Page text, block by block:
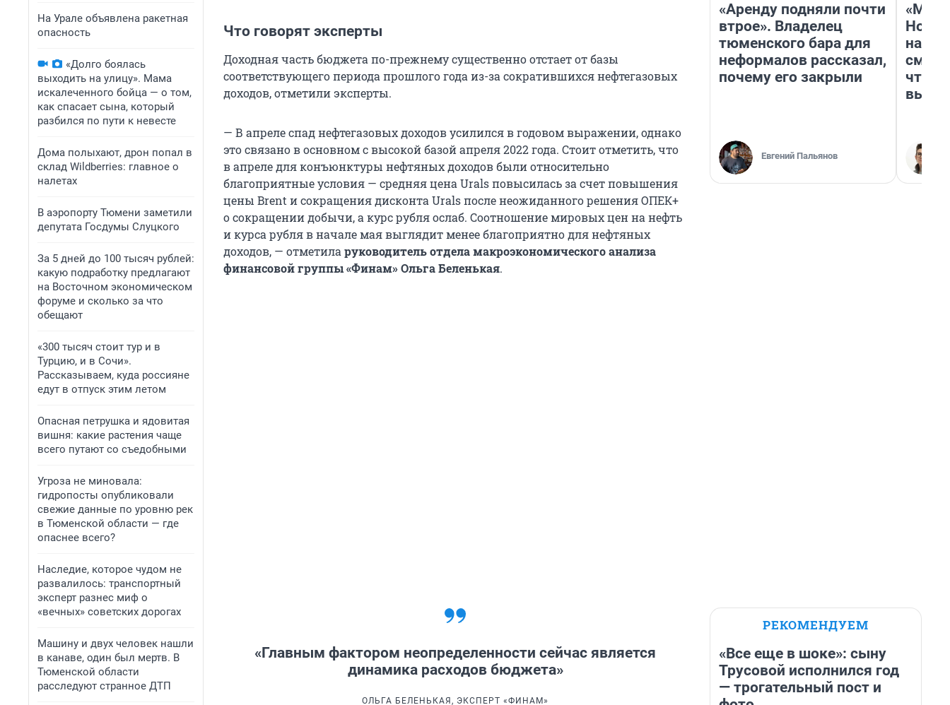
На Урале объявлена ракетная
опасность
«Долго боялась
выходить на улицу». Мама
искалеченного бойца — о том,
как спасает сына, который
разбился по пути к невесте
Дома полыхают, дрон попал в
склад Wildberries: главное о
налетах
В аэропорту Тюмени заметили
депутата Госдумы Слуцкого
За 5 дней до 100 тысяч рублей:
какую подработку предлагают
на Восточном экономическом
форуме и сколько за что
обещают
«300 тысяч стоит тур и в
Турцию, и в Сочи».
Рассказываем, куда россияне
едут в отпуск этим летом
Опасная петрушка и ядовитая
вишня: какие растения чаще
всего путают со съедобными
Угроза не миновала:
гидропосты опубликовали
свежие данные по уровню рек
в Тюменской области — где
опаснее всего?
Наследие, которое чудом не
развалилось: транспортный
эксперт разнес миф о
«вечных» советских дорогах
Машину и двух человек нашли
в канаве, один был мертв. В
Тюменской области
расследуют странное ДТП
Что говорят эксперты
Доходная часть бюджета по-прежнему существенно отстает от базы
соответствующего периода прошлого года из-за сократившихся нефтегазовых
доходов, отметили эксперты.
— В апреле спад нефтегазовых доходов усилился в годовом выражении, однако
это связано в основном с высокой базой апреля 2022 года. Стоит отметить, что
в апреле для конъюнктуры нефтяных доходов были относительно
благоприятные условия — средняя цена Urals повысилась за счет повышения
цены Brent и сокращения дисконта Urals после неожиданного решения ОПЕК+
о сокращении добычи, а курс рубля ослаб. Соотношение мировых цен на нефть
и курса рубля в начале мая выглядит менее благоприятно для нефтяных
доходов, — отметила руководитель отдела макроэкономического анализа
финансовой группы «Финам»Ольга Беленькая.
«Главным фактором неопределенности сейчас является
динамика расходов бюджета»
ОЛЬГА БЕЛЕНЬКАЯ, ЭКСПЕРТ «ФИНАМ»
«Аренду подняли почти
втрое». Владелец
тюменского бара для
неформалов рассказал,
почему его закрыли
Евгений Пальянов
«Мы
РЕКОМЕНДУЕМ
«Все еще в шоке»: сыну
Трусовой исполнился год
— трогательный пост и